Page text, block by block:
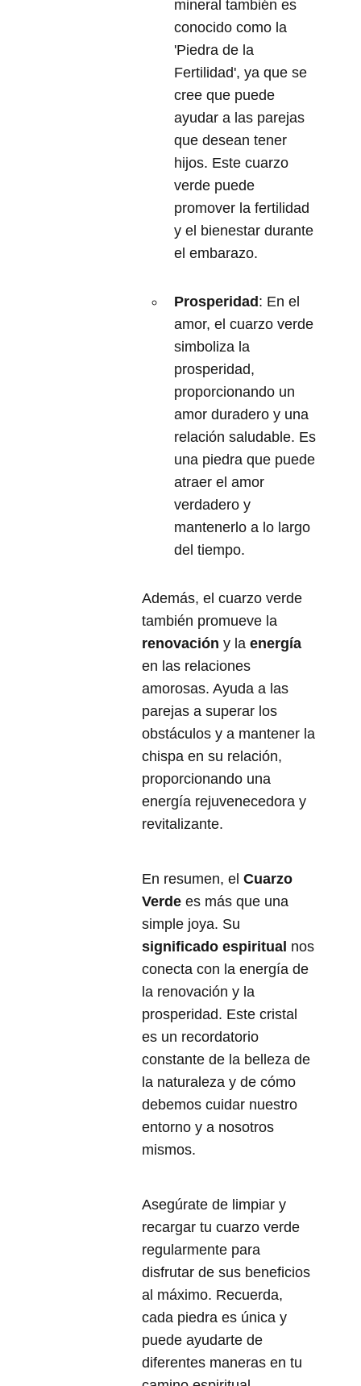
mineral también es
conocido como la
'Piedra de la
Fertilidad', ya que se
cree que puede
ayudar a las parejas
que desean tener
hijos. Este cuarzo
verde puede
promover la fertilidad
y el bienestar durante
el embarazo.
Prosperidad : En el
amor, el cuarzo verde
simboliza la
prosperidad,
proporcionando un
amor duradero y una
relación saludable. Es
una piedra que puede
atraer el amor
verdadero y
mantenerlo a lo largo
del tiempo.
Además, el cuarzo verde
también promueve la
renovación y la energía
en las relaciones
amorosas. Ayuda a las
parejas a superar los
obstáculos y a mantener la
chispa en su relación,
proporcionando una
energía rejuvenecedora y
revitalizante.
En resumen, el Cuarzo
Verde es más que una
simple joya. Su
significado espiritual nos
conecta con la energía de
la renovación y la
prosperidad. Este cristal
es un recordatorio
constante de la belleza de
la naturaleza y de cómo
debemos cuidar nuestro
entorno y a nosotros
mismos.
Asegúrate de limpiar y
recargar tu cuarzo verde
regularmente para
disfrutar de sus beneficios
al máximo. Recuerda,
cada piedra es única y
puede ayudarte de
diferentes maneras en tu